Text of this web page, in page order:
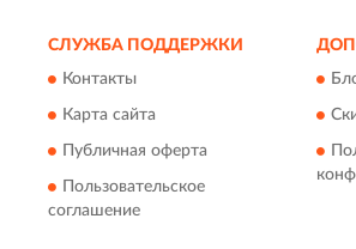
СЛУЖБА ПОДДЕРЖКИ
Контакты
Карта сайта
Публичная оферта
Пользовательское
соглашение